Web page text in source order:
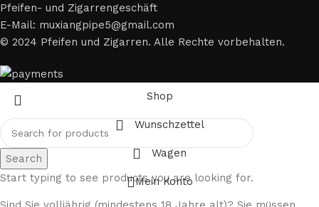
Pfeifen- und Zigarrengeschäft
E-Mail: muxiangpipe5@gmail.com
© 2024 Pfeifen und Zigarren. Alle Rechte vorbehalten.
Search
Start typing to see products you are looking for.
Shop
Wunschzettel
Wagen
Mein Konto